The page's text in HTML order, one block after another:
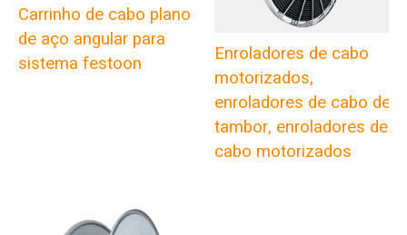
Carrinho de cabo plano
de aço angular para
sistema festoon
Enroladores de cabo
motorizados,
enroladores de cabo de
tambor, enroladores de
cabo motorizados